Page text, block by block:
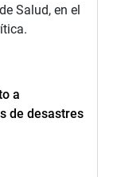
Salud, en el
a
de desastres